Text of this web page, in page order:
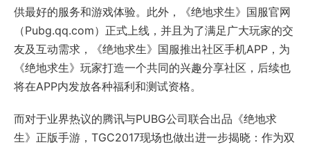
供最好的服务和游戏体验。此外，《绝地求生》国服官网
（Pubg.qq.com）正式上线，并且为了满足广大玩家的交
友及互动需求，《绝地求生》国服推出社区手机APP，为
《绝地求生》玩家打造一个共同的兴趣分享社区，后续也
将在APP内发放各种福利和测试资格。
而对于业界热议的腾讯与PUBG公司联合出品《绝地求
生》正版手游，TGC2017现场也做出进一步揭晓：作为双